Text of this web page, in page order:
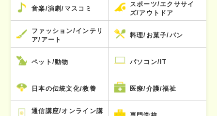
音楽/演劇/マスコミ
スポーツ/エクササイ
ズ/アウトドア
ファッション/インテリ
ア/アート
料理/お菓子/パン
ペット/動物 パソコン/IT
日本の伝統文化/教養 医療/介護/福祉
通信講座/オンライン講